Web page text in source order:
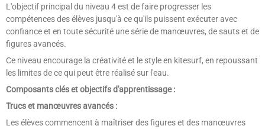
L'objectif principal du niveau 4 est de faire progresser les
compétences des élèves jusqu'à ce qu'ils puissent exécuter avec
confiance et en toute sécurité une série de manœuvres, de sauts et de
figures avancés.
Ce niveau encourage la créativité et le style en kitesurf, en repoussant
les limites de ce qui peut être réalisé sur l'eau.
Composants clés et objectifs d'apprentissage :
Trucs et manœuvres avancés :
Les élèves commencent à maîtriser des figures et des manœuvres